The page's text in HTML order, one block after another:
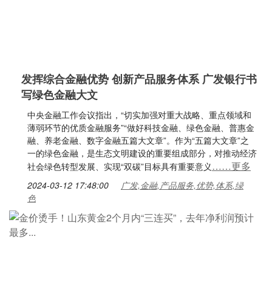
发挥综合金融优势 创新产品服务体系 广发银行书
写绿色金融大文
中央金融工作会议指出，“切实加强对重大战略、重点领域和
薄弱环节的优质金融服务”“做好科技金融、绿色金融、普惠金
融、养老金融、数字金融五篇大文章”。作为“五篇大文章”之
一的绿色金融，是生态文明建设的重要组成部分，对推动经济
社会绿色转型发展、实现“双碳”目标具有重要意义……更多
2024-03-12 17:48:00
广发,金融,产品服务,优势,体系,绿
色